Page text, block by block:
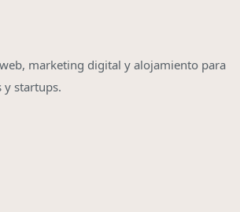
marketing digital y alojamiento para
y startups.